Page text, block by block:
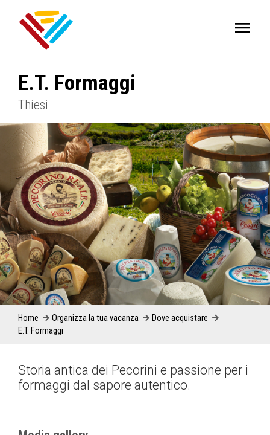
E.T. Formaggi
Thiesi
Home Organizza la tua vacanza
Dove acquistare
E.T. Formaggi
Storia antica dei Pecorini e passione per i
formaggi dal sapore autentico.